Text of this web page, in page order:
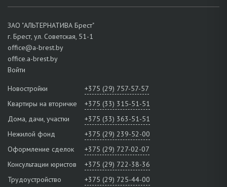
ЗАО "АЛЬТЕРНАТИВА Брест"
г. Брест, ул. Советская, 51-1
office@a-brest.by
office.a-brest.by
Войти
Новостройки
+375 (29) 757-57-57
Квартиры на вторичке
+375 (33) 315-51-51
Дома, дачи, участки
+375 (33) 363-51-51
Нежилой фонд
+375 (29) 239-52-00
Оформление сделок
+375 (29) 727-02-07
Консультации юристов
+375 (29) 722-38-36
Трудоустройство
+375 (29) 725-44-00